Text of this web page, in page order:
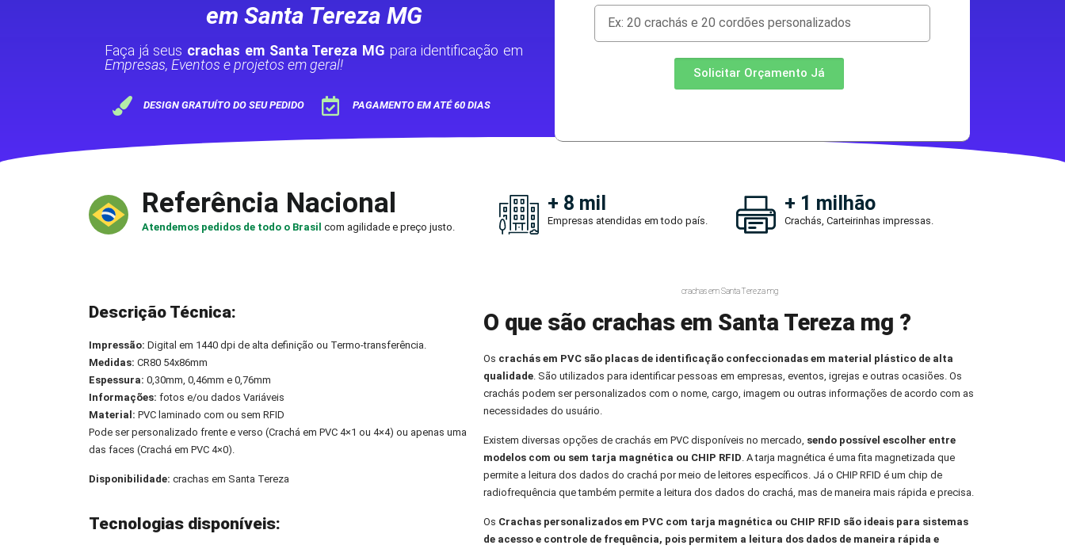
em Santa Tereza MG
Faça já seus crachas em Santa Tereza MG para identificação em
Empresas, Eventos e projetos em geral!
DESIGN GRATUÍTO DO SEU PEDIDO PAGAMENTO EM ATÉ 60 DIAS
Solicitar Orçamento Já
Referência Nacional
Atendemos pedidos de todo o Brasil com agilidade e preço justo.
+ 8 mil
Empresas atendidas em todo país.
+ 1 milhão
Crachás, Carteirinhas impressas.
Descrição Técnica:
Impressão: Digital em 1440 dpi de alta definição ou Termo-transferência.
Medidas: CR80 54x86mm
Espessura: 0,30mm, 0,46mm e 0,76mm
Informações: fotos e/ou dados Variáveis
Material: PVC laminado com ou sem RFID
Pode ser personalizado frente e verso (Crachá em PVC 4×1 ou 4×4) ou apenas uma
das faces (Crachá em PVC 4×0).
Disponibilidade: crachas em Santa Tereza
Tecnologias disponíveis:
crachas em Santa Tereza mg
O que são crachas em Santa Tereza mg ?
Os crachás em PVC são placas de identificação confeccionadas em material plástico de alta
qualidade. São utilizados para identificar pessoas em empresas, eventos, igrejas e outras ocasiões. Os
crachás podem ser personalizados com o nome, cargo, imagem ou outras informações de acordo com as
necessidades do usuário.
Existem diversas opções de crachás em PVC disponíveis no mercado, sendo possível escolher entre
modelos com ou sem tarja magnética ou CHIP RFID . A tarja magnética é uma fita magnetizada que
permite a leitura dos dados do crachá por meio de leitores específicos. Já o CHIP RFID é um chip de
radiofrequência que também permite a leitura dos dados do crachá, mas de maneira mais rápida e precisa.
Os Crachas personalizadosem PVC com tarja magnética ou CHIP RFID são ideais para sistemas
de acesso e controle de frequência, pois permitem a leitura dos dados de maneira rápida e